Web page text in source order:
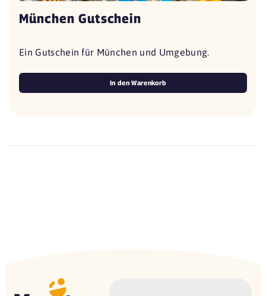
München Gutschein
Ein Gutschein für München und Umgebung.
In den Warenkorb